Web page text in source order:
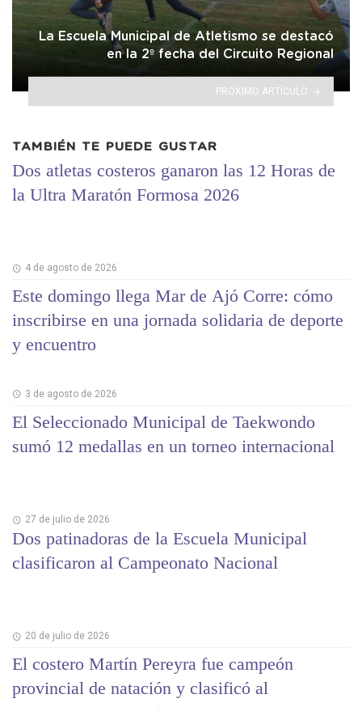
La Escuela Municipal de Atletismo se destacó
en la 2º fecha del Circuito Regional
PRÓXIMO ARTÍCULO
TAMBIÉN TE PUEDE GUSTAR
Dos atletas costeros ganaron las 12 Horas de
la Ultra Maratón Formosa 2026
4 de agosto de 2026
Este domingo llega Mar de Ajó Corre: cómo
inscribirse en una jornada solidaria de deporte
y encuentro
3 de agosto de 2026
El Seleccionado Municipal de Taekwondo
sumó 12 medallas en un torneo internacional
27 de julio de 2026
Dos patinadoras de la Escuela Municipal
clasificaron al Campeonato Nacional
20 de julio de 2026
El costero Martín Pereyra fue campeón
provincial de natación y clasificó al